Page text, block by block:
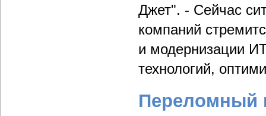
Джет". - Сейчас
компаний
и модернизации
технологий,
Переломный